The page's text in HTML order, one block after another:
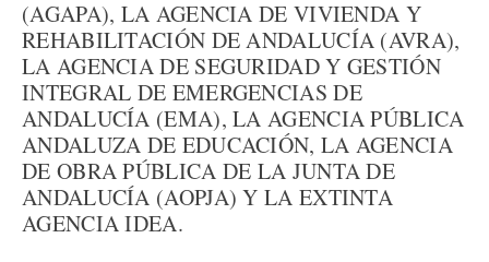
(AGAPA), LA AGENCIA DE VIVIENDA Y
REHABILITACIÓN DE ANDALUCÍA (AVRA),
LA AGENCIA DE SEGURIDAD Y GESTIÓN
INTEGRAL DE EMERGENCIAS DE
ANDALUCÍA (EMA), LA AGENCIA PÚBLICA
ANDALUZA DE EDUCACIÓN, LA AGENCIA
DE OBRA PÚBLICA DE LA JUNTA DE
ANDALUCÍA (AOPJA) Y LA EXTINTA
AGENCIA IDEA.